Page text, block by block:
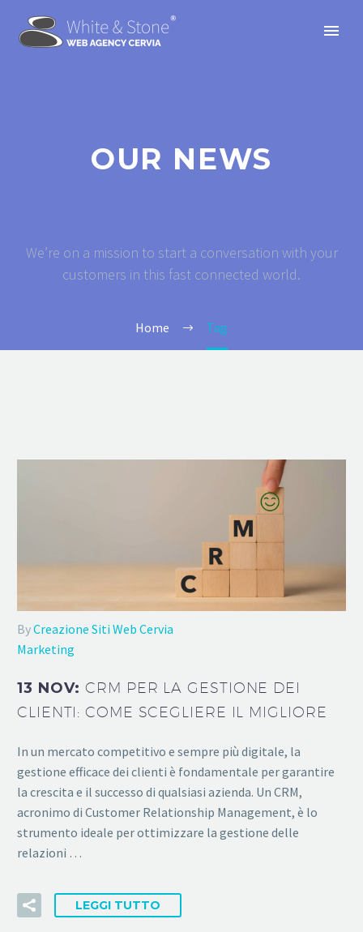
OUR NEWS
We’re on a mission to start a conversation with your
customers in this fast connected world.
Home Tag
ByCreazione Siti Web Cervia
Marketing
13 NOV:CRM PER LA GESTIONE DEI
CLIENTI: COME SCEGLIERE IL MIGLIORE
In un mercato competitivo e sempre più digitale, la
gestione efficace dei clienti è fondamentale per garantire
la crescita e il successo di qualsiasi azienda. Un CRM,
acronimo di Customer Relationship Management, è lo
strumento ideale per ottimizzare la gestione delle
relazioni …
LEGGI TUTTO